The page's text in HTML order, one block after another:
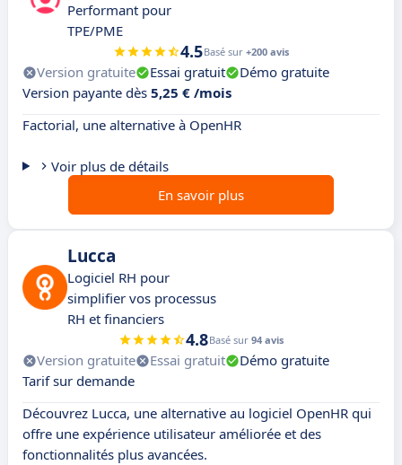
Performant pour
TPE/PME
4.5Basé sur +200 avis
Version gratuite Essai gratuit
Démo gratuite
Version payante dès 5,25 € /mois
Factorial, une alternative à OpenHR
Voir plus de détails
En savoir plus
Lucca
Logiciel RH pour
simplifier vos processus
RH et financiers
4.8Basé sur 94 avis
Version gratuite Essai gratuit
Démo gratuite
Tarif sur demande
Découvrez Lucca, une alternative au logiciel OpenHR qui
offre une expérience utilisateur améliorée et des
fonctionnalités plus avancées.